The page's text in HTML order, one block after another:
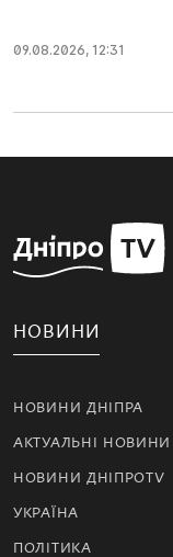
09.08.2026, 12:31
НОВИНИ
НОВИНИ ДНІПРА
АКТУАЛЬНІ НОВИНИ
НОВИНИ ДНІПРОTV
УКРАЇНА
ПОЛІТИКА